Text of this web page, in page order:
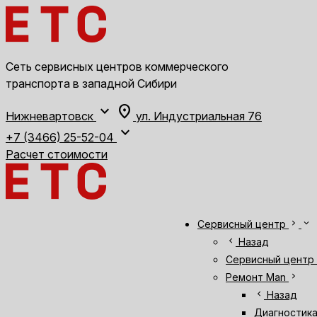
Сеть сервисных центров коммерческого
транспорта в западной Сибири
Нижневартовск expand_more location_on ул. Индустриальная 76
+7 (3466) 25-52-04 expand_more
Расчет стоимости
Сервисный центр chevron_right
expand_more
chevron_left Назад
Сервисный центр
Ремонт Man
chevron_right
chevron_left Назад